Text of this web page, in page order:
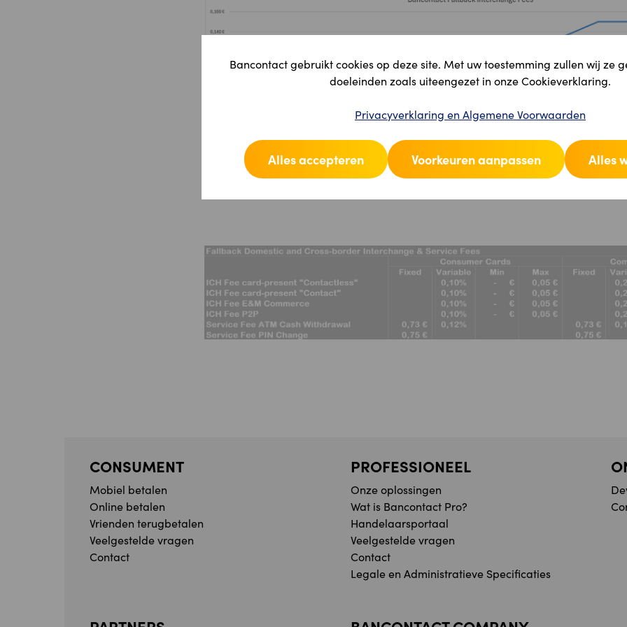
Bancontact gebruikt cookies op deze site. Met uw toestemming zullen wij ze
doeleinden zoals uiteengezet in onze Cookieverklaring.
Privacyverklaring en Algemene Voorwaarden
Alles accepteren Voorkeuren aanpassen Alles
CONSUMENT
Mobiel betalen
Online betalen
Vrienden terugbetalen
Veelgestelde vragen
Contact
PROFESSIONEEL
Onze oplossingen
Wat is Bancontact Pro?
Handelaarsportaal
Veelgestelde vragen
Contact
Legale en Administratieve Specificaties